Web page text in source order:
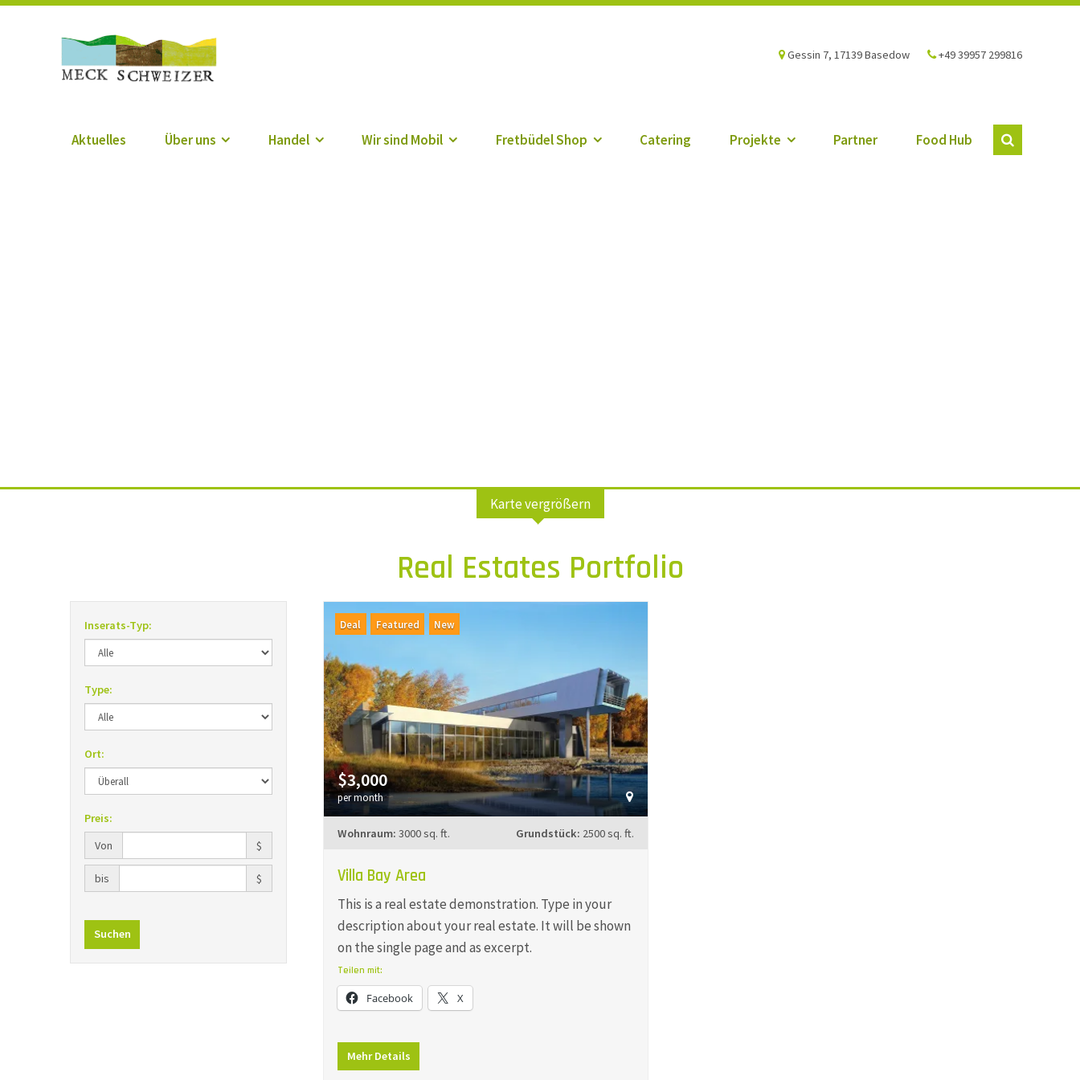
Gessin 7, 17139 Basedow +49 39957 299816
Aktuelles Über uns Handel Wir sind Mobil Fretbüdel Shop Catering Projekte Partner Food Hub
Karte vergrößern
Real Estates Portfolio
Inserats-Typ:
Type:
Ort:
Preis:
Von
$
bis $
Suchen
Deal Featured New
$3,000
per month
Wohnraum: 3000 sq. ft. Grundstück: 2500 sq. ft.
Villa Bay Area
This is a real estate demonstration. Type in your
description about your real estate. It will be shown
on the single page and as excerpt.
Teilen mit:
Facebook X
Mehr Details